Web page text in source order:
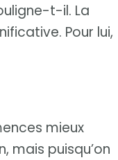
t-il. La
Pour lui,
mieux
mais puisqu’on